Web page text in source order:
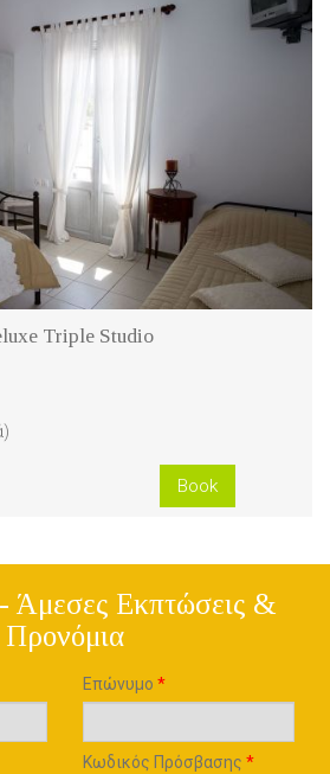
Triple Studio
Book
Άμεσες Εκπτώσεις &
Προνόμια
Επώνυμο *
Κωδικός Πρόσβασης *